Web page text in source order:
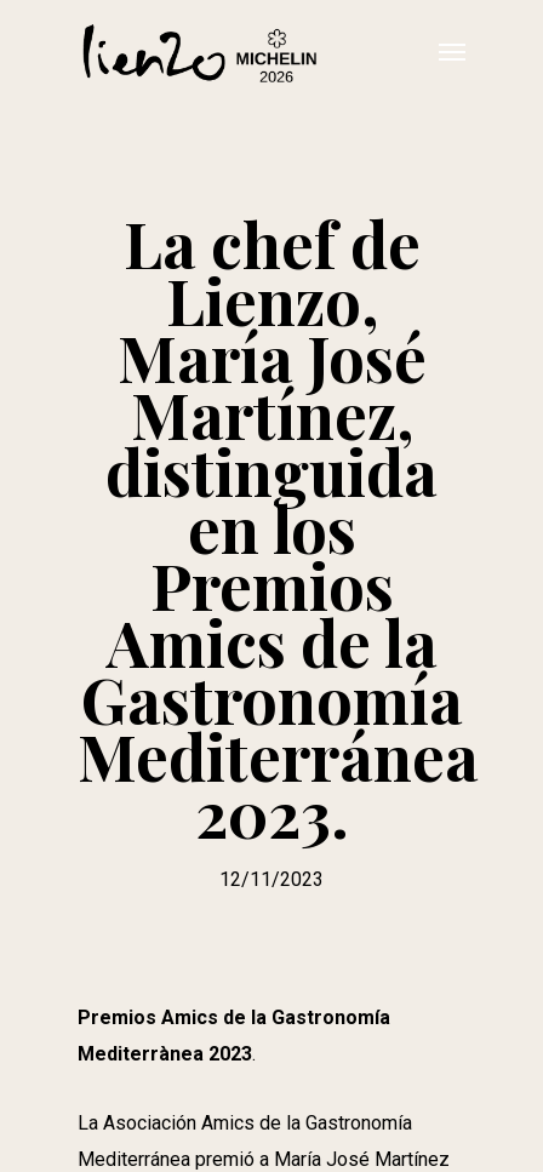
La chef de
Lienzo,
María José
Martínez,
distinguida
en los
Premios
Amics de la
Gastronomía
Mediterránea
2023.
12/11/2023
Premios Amics de la Gastronomía
Mediterrànea 2023.
La Asociación Amics de la Gastronomía
Mediterránea premió a María José Martínez